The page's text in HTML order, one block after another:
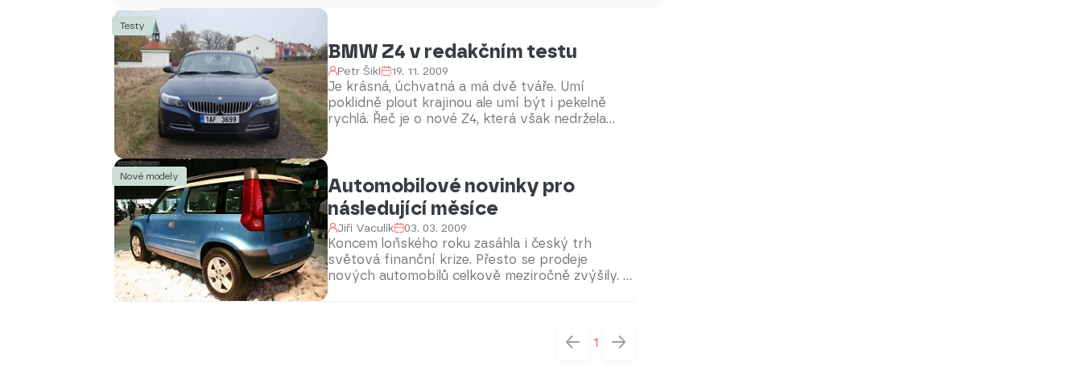
Testy
BMW Z4 v redakčním testu
Petr Šikl 19. 11. 2009
Je krásná, úchvatná a má dvě tváře. Umí
poklidně plout krajinou ale umí být i pekelně
rychlá. Řeč je o nové Z4, která však nedržela
Nové modely
Automobilové novinky pro
následující měsíce
Jiří Vaculík 03. 03. 2009
Koncem loňského roku zasáhla i český trh
světová finanční krize. Přesto se prodeje
nových automobilů celkově meziročně zvýšily. A
1